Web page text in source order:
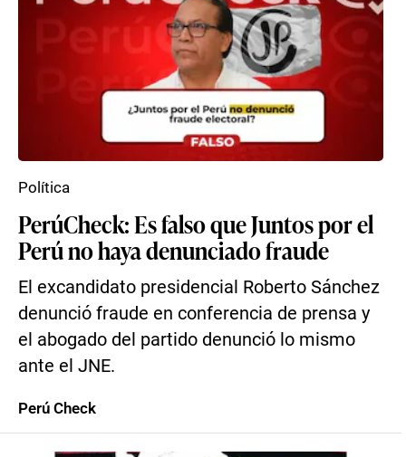
PerúCheck: Es falso que Juntos por el
Perú no haya denunciado fraude
El excandidato presidencial Roberto Sánchez
denunció fraude en conferencia de prensa y
el abogado del partido denunció lo mismo
ante el JNE.
Política
Perú Check